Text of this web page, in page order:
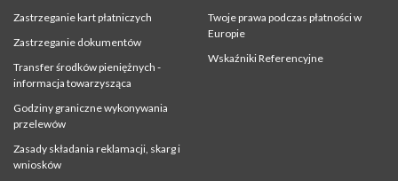
Zastrzeganie kart płatniczych
Zastrzeganie dokumentów
Transfer środków pieniężnych -
informacja towarzysząca
Godziny graniczne wykonywania
przelewów
Zasady składania reklamacji, skarg i
wniosków
Twoje prawa podczas płatności w
Europie
Wskaźniki Referencyjne